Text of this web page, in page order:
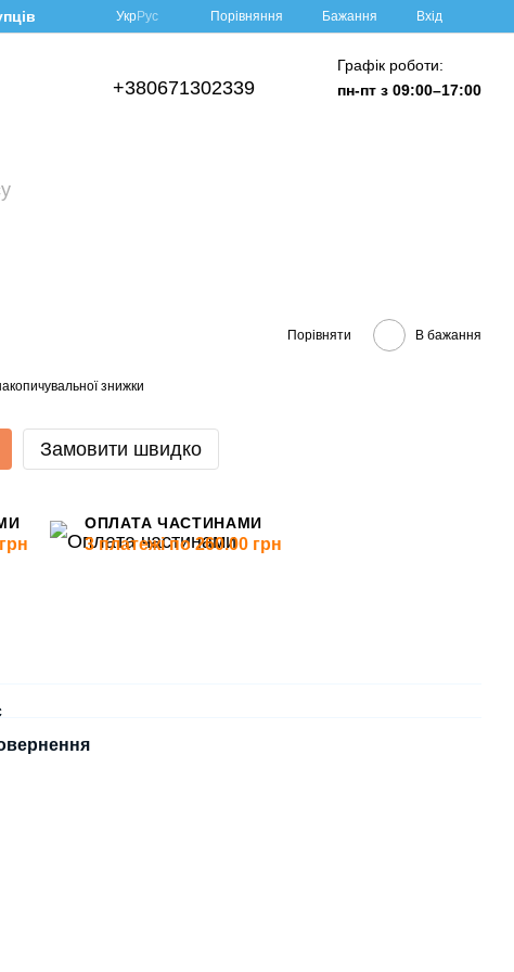
УкрРус Порівняння Бажання Вхід
+380671302339
Графік роботи:
пн-пт з 09:00–17:00
Порівняти В бажання
знижки
Замовити швидко
ОПЛАТА ЧАСТИНАМИ
3 платежі по 260.00 грн